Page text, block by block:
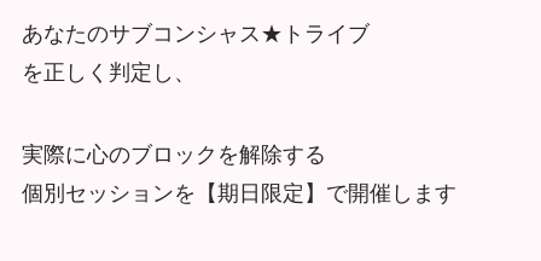
あなたのサブコンシャス★トライブ
を正しく判定し、
実際に心のブロックを解除する
個別セッションを【期日限定】で開催します